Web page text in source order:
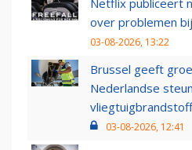
Netflix publiceert
over problemen
03-08-2026, 13:22
Brussel geeft
Nederlandse
03-08-2026, 12:41